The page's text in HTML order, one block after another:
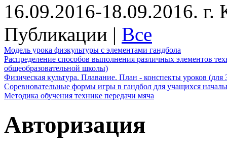
16.09.2016-18.09.2016.
Публикации | Все
Модель урока физкультуры с элементами гандбола
Распределение способов выполнения различных элементов
общеобразовательной школы)
Физическая культура. Плавание. План - конспекты уроков (для
Соревновательные формы игры в гандбол для учащихся
Методика обучения технике передачи мяча
Авторизация